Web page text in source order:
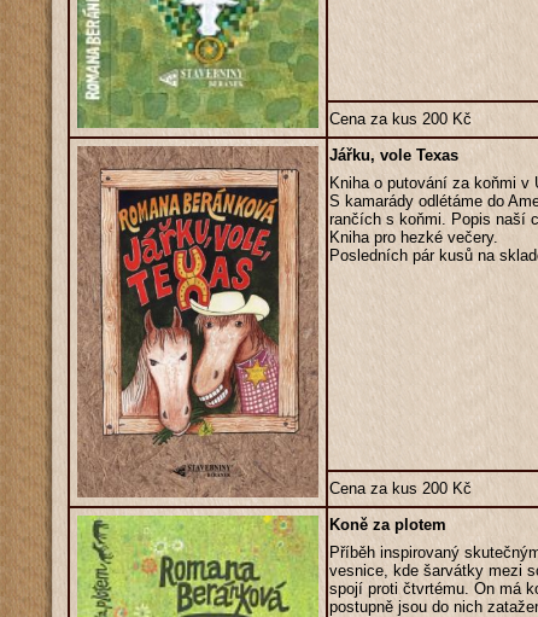
Cena za kus 200 Kč
Jářku, vole Texas
Kniha o putování za koňmi v
S kamarády odlétáme do
rančích s koňmi. Popis naší
Kniha pro hezké večery.
Posledních pár kusů na
Cena za kus 200 Kč
Koně za plotem
Příběh inspirovaný
vesnice, kde šarvátky mezi
spojí proti čtvrtému. On má
postupně jsou do nich